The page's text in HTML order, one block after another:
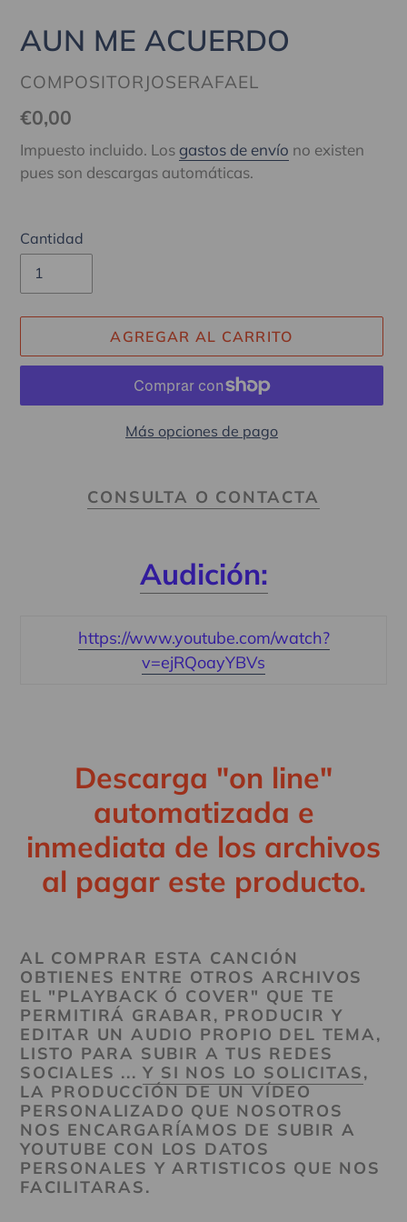
AUN ME ACUERDO
PROVEEDOR
COMPOSITORJOSERAFAEL
Precio
habitual
€0,00
Impuesto incluido. Los gastos de envío no existen
pues son descargas automáticas.
Cantidad
AGREGAR AL CARRITO
Más opciones de pago
CONSULTA O CONTACTA
Audición:
https://www.youtube.com/watch?
v=ejRQoayYBVs
Descarga "on line"
automatizada e
inmediata de los archivos
al pagar este producto.
AL COMPRAR ESTA CANCIÓN
OBTIENES ENTRE OTROS ARCHIVOS
EL "PLAYBACK Ó COVER" QUE TE
PERMITIRÁ GRABAR, PRODUCIR Y
EDITAR UN AUDIO PROPIO DEL TEMA,
LISTO PARA SUBIR A TUS REDES
SOCIALES ... Y SI NOS LO SOLICITAS,
LA PRODUCCIÓN DE UN VÍDEO
PERSONALIZADO QUE NOSOTROS
NOS ENCARGARÍAMOS DE SUBIR A
YOUTUBE CON LOS DATOS
PERSONALES Y ARTISTICOS QUE NOS
FACILITARAS.